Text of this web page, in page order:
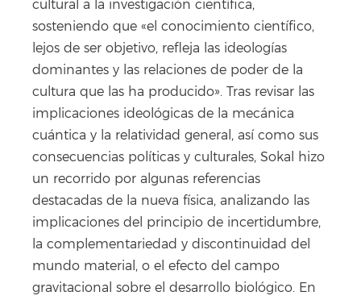
cultural a la investigación científica,
sosteniendo que «el conocimiento científico,
lejos de ser objetivo, refleja las ideologías
dominantes y las relaciones de poder de la
cultura que las ha producido». Tras revisar las
implicaciones ideológicas de la mecánica
cuántica y la relatividad general, así como sus
consecuencias políticas y culturales, Sokal hizo
un recorrido por algunas referencias
destacadas de la nueva física, analizando las
implicaciones del principio de incertidumbre,
la complementariedad y discontinuidad del
mundo material, o el efecto del campo
gravitacional sobre el desarrollo biológico. En